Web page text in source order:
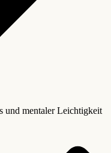
und mentaler Leichtigkeit